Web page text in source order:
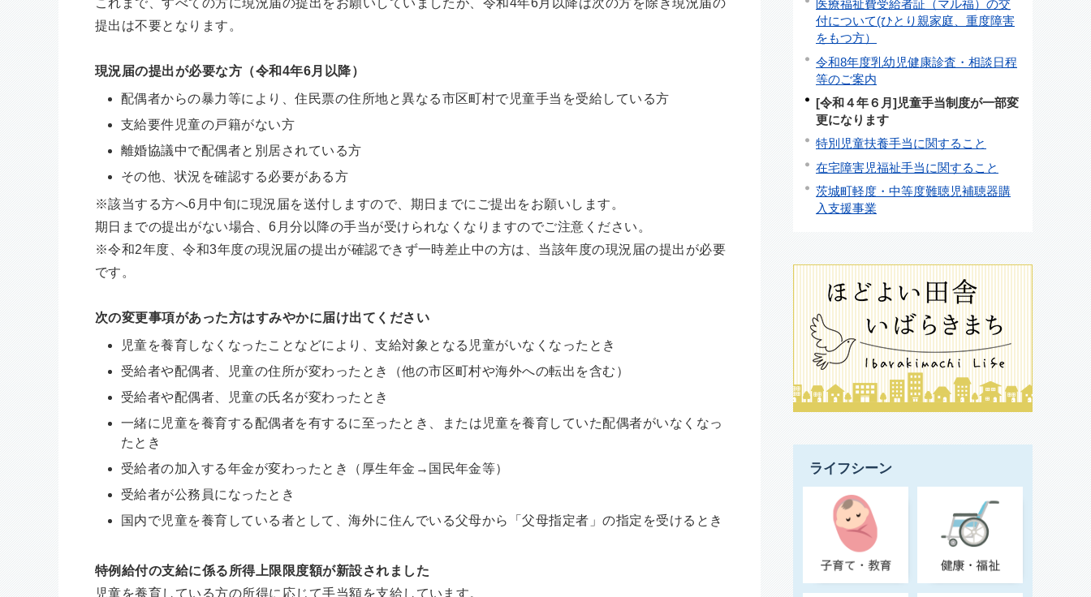
これまで、すべての方に現況届の提出をお願いしていましたが、令和4年6月以降は次の方を除き現況届の
提出は不要となります。
現況届の提出が必要な方（令和4年6月以降）
配偶者からの暴力等により、住民票の住所地と異なる市区町村で児童手当を受給している方
支給要件児童の戸籍がない方
離婚協議中で配偶者と別居されている方
その他、状況を確認する必要がある方
※該当する方へ6月中旬に現況届を送付しますので、期日までにご提出をお願いします。
期日までの提出がない場合、6月分以降の手当が受けられなくなりますのでご注意ください。
※令和2年度、令和3年度の現況届の提出が確認できず一時差止中の方は、当該年度の現況届の提出が必要
です。
次の変更事項があった方はすみやかに届け出てください
児童を養育しなくなったことなどにより、支給対象となる児童がいなくなったとき
受給者や配偶者、児童の住所が変わったとき
（他の市区町村や海外への転出を含む）
受給者や配偶者、児童の氏名が変わったとき
一緒に児童を養育する 配偶者を有するに至ったとき 、または児童を養育していた配偶者がいなくなっ
たとき
受給者の加入する年金が変わったとき（厚生年金→国民年金等）
受給者が公務員になったとき
国内で児童を養育している者として、海外に住んでいる父母から
「父母指定者」の指定を受けるとき
特例給付の支給に係る所得上限限度額が新設されました
児童を養育している方の所得に応じて手当額を支給しています。
医療福祉費受給者証（マル福）の交
付について(ひとり親家庭、重度障害
をもつ方）
令和8年度乳幼児健康診査・相談日程
等のご案内
[令和４年６月]児童手当制度が一部変
更になります
特別児童扶養手当に関すること
在宅障害児福祉手当に関すること
茨城町軽度・中等度難聴児補聴器購
入支援事業
ライフシーン